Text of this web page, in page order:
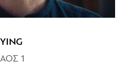
1